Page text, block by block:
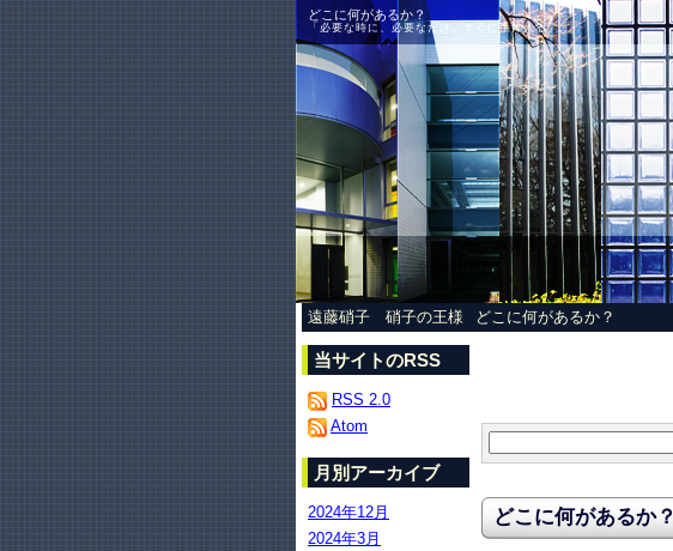
どこに何があるか？
「必要な時に、必要なだけ、すぐに手に入る」...
遠藤硝子 硝子の王様 どこに何があるか？
どこに何があるか？
当サイトのRSS
RSS 2.0
Atom
月別アーカイブ
2024年12月
2024年3月